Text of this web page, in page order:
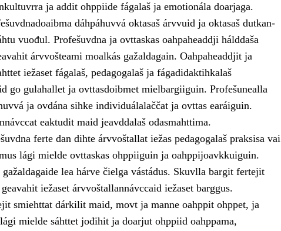
ja addit ohppiide fágalaš ja emotionála doarjaga.
dáhpáhuvvá oktasaš árvvuid ja oktasaš dutkan-
vuođul. Profešuvdna ja ovttaskas oahpaheaddji hálddaša
árvvošteami moalkás gažaldagain. Oahpaheaddjit ja
iežaset fágalaš, pedagogalaš ja fágadidaktihkalaš
go gulahallet ja ovttasdoibmet mielbargiiguin. Profešunealla
ja ovdána sihke individuálalaččat ja ovttas earáiguin.
eaktudit maid jeavddalaš ođasmahttima.
ferte dan dihte árvvoštallat iežas pedagogalaš praksisa vai
lági mielde ovttaskas ohppiiguin ja oahppijoavkkuiguin.
gažaldagaide lea hárve čielga vástádus. Skuvlla bargit fertejit
iežaset árvvoštallannávccaid iežaset barggus.
smiehttat dárkilit maid, movt ja manne oahppit ohppet, ja
mielde sáhttet jođihit ja doarjut ohppiid oahppama,